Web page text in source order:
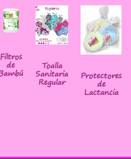
Filtros
de Toalla
Sanitaria
Regular
Protectores
de
Lactancia